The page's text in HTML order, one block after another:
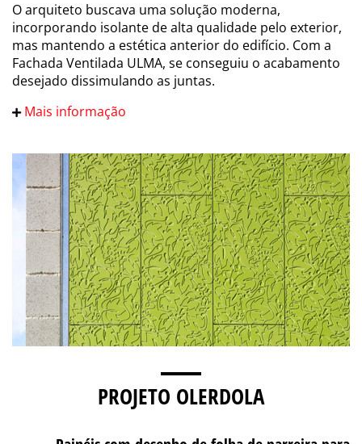
O arquiteto buscava uma solução moderna,
incorporando isolante de alta qualidade pelo exterior,
mas mantendo a estética anterior do edifício. Com a
Fachada Ventilada ULMA, se conseguiu o acabamento
desejado dissimulando as juntas.
Mais informação
PROJETO OLERDOLA